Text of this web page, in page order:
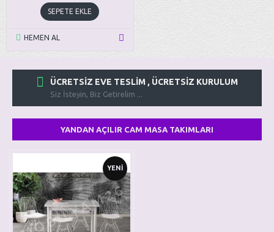
SEPETE EKLE
HEMEN AL
ÜCRETSIZ EVE TESLIM , ÜCRETSIZ KURULUM
Siz İsteyin, Biz Getirelim ...
YANDAN AÇILIR CAM MASA TAKIMLARI
YENI